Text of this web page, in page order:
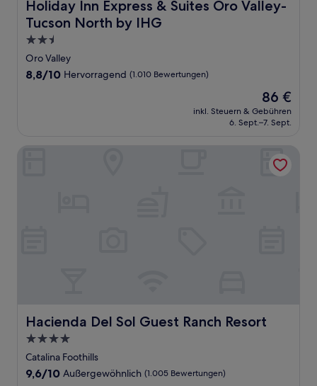
Holiday Inn Express & Suites Oro Valley-
Tucson North by IHG
Holiday Inn Express & Suites Oro Valley-Tucson North
2.5-
Sterne-
Unterkunft
Oro Valley
8.8
8,8/10 Hervorragend (1.010 Bewertungen)
Der
Preis
beträgt
86 €
inkl. Steuern & Gebühren
6. Sept.–7. Sept.
Hacienda Del Sol Guest Ranch Resort
Hacienda Del Sol Guest Ranch Resort
4.0-
Sterne-
Unterkunft
Catalina Foothills
9.6
9,6/10 Außergewöhnlich (1.005 Bewertungen)